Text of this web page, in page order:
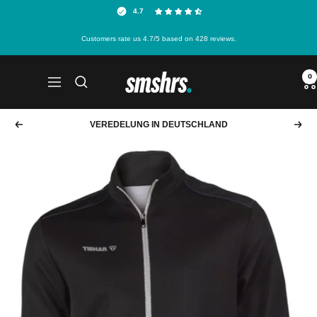
4.7
Customers rate us 4.7/5 based on 428 reviews.
Navigation
smshrs. 0
Zurück VEREDELUNG IN DEUTSCHLAND